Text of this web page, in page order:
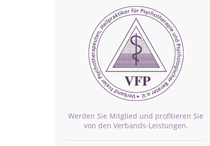
Werden Sie Mitglied und profitieren Sie
von den Verbands-Leistungen.